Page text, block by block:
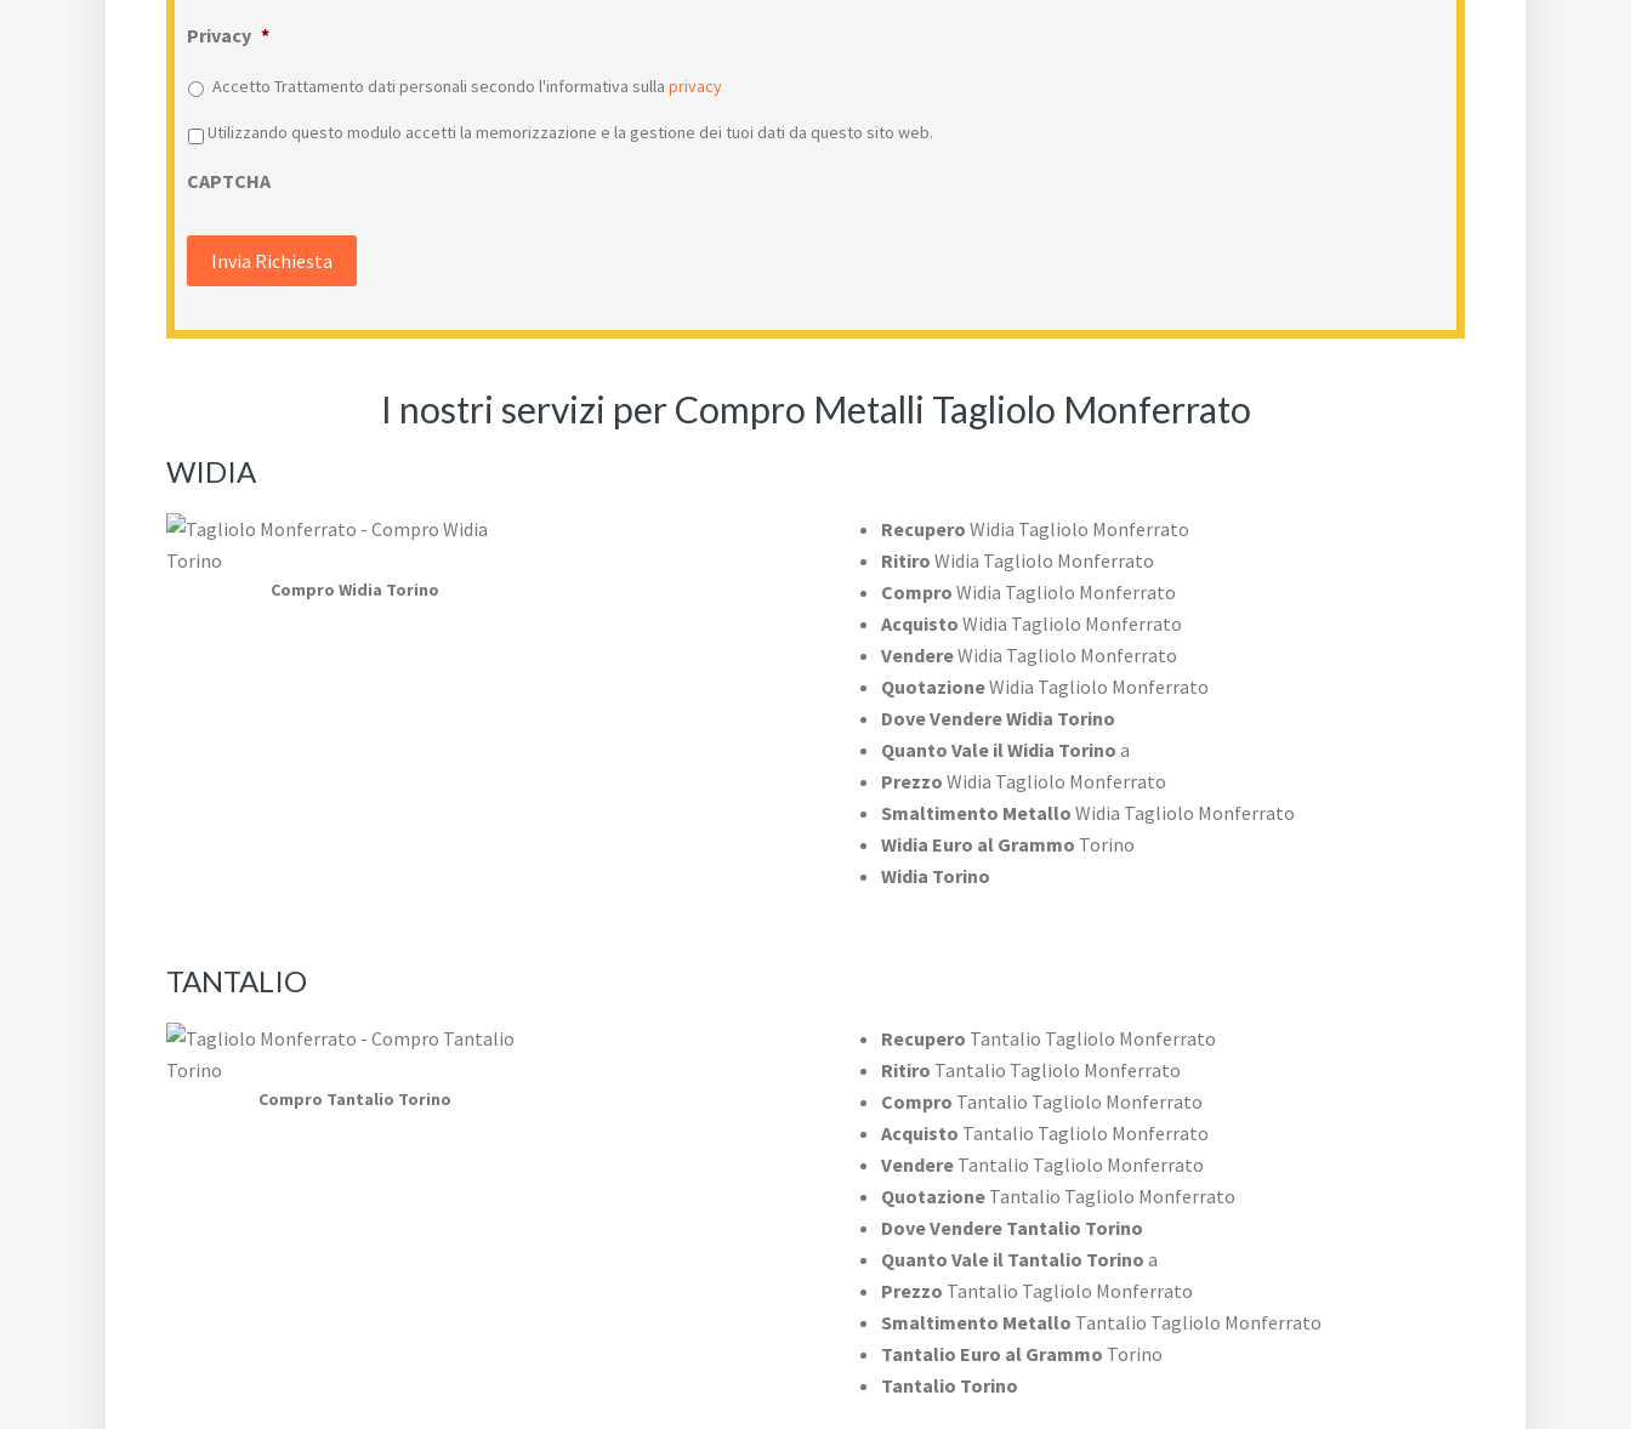
Privacy *
Accetto Trattamento dati personali secondo l'informativa sulla privacy
Privacy *
Utilizzando questo modulo accetti la memorizzazione e la gestione dei tuoi dati da questo sito web.
CAPTCHA
I nostri servizi per Compro Metalli Tagliolo Monferrato
WIDIA
Compro Widia Torino
Recupero Widia Tagliolo Monferrato
Ritiro Widia Tagliolo Monferrato
Compro Widia Tagliolo Monferrato
Acquisto Widia Tagliolo Monferrato
VendereWidia Tagliolo Monferrato
QuotazioneWidia Tagliolo Monferrato
Dove Vendere Widia Torino
Quanto Vale il Widia Torino a
Prezzo Widia Tagliolo Monferrato
Smaltimento Metallo Widia Tagliolo Monferrato
Widia Euro al Grammo Torino
Widia Torino
TANTALIO
Compro Tantalio Torino
Recupero Tantalio Tagliolo Monferrato
Ritiro Tantalio Tagliolo Monferrato
Compro Tantalio Tagliolo Monferrato
Acquisto Tantalio Tagliolo Monferrato
VendereTantalio Tagliolo Monferrato
QuotazioneTantalio Tagliolo Monferrato
Dove Vendere Tantalio Torino
Quanto Vale il Tantalio Torino a
Prezzo Tantalio Tagliolo Monferrato
Smaltimento Metallo Tantalio Tagliolo Monferrato
Tantalio Euro al Grammo Torino
Tantalio Torino